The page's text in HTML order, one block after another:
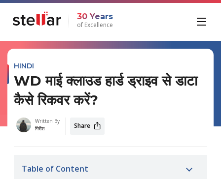
30 Years
of Excellence
HINDI
WD माई क्लाउड हार्ड ड्राइव से डाटा
कैसे रिकवर करें?
Written By
गिरीश
Share
Table of Content